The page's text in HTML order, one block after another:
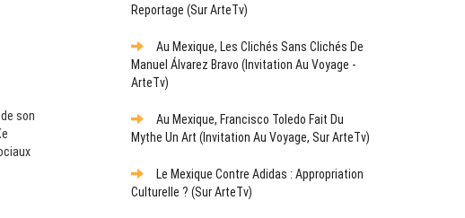
son
Reportage (sur ArteTv)
Au Mexique, Les Clichés Sans Clichés De
Manuel Álvarez Bravo (Invitation Au Voyage -
ArteTv)
Au Mexique, Francisco Toledo Fait Du
Mythe Un Art (Invitation Au Voyage, Sur ArteTv)
Le Mexique Contre Adidas : Appropriation
Culturelle ? (sur ArteTv)